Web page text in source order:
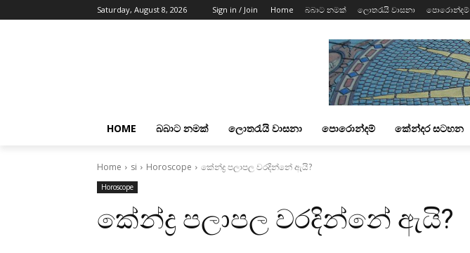
Saturday, August 8, 2026 Sign in / Join Home බබාට නමක් ලොතරැයි වාසනා පොරොන්දම්
HOME බබාට නමක් ලොතරැයි වාසනා පොරොන්දම් කේන්දර සටහන
Home si Horoscope කේන්ද්‍ර පලාපල වරදින්නේ ඇයි?
Horoscope
කේන්ද්‍ර පලාපල වරදින්නේ ඇයි?